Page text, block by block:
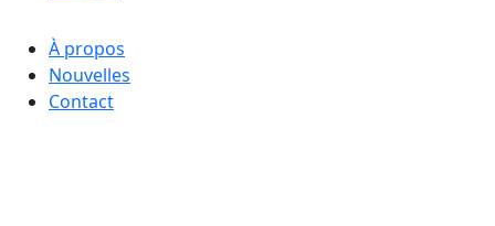
À propos
Nouvelles
Contact